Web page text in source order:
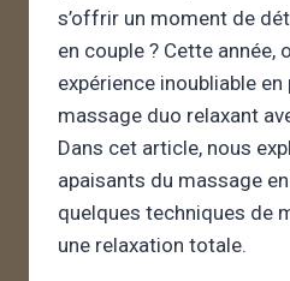
s’offrir un moment de
en couple ? Cette année,
expérience inoubliable
massage duo relaxant
Dans cet article, nous
apaisants du massage
quelques techniques de
une relaxation totale.